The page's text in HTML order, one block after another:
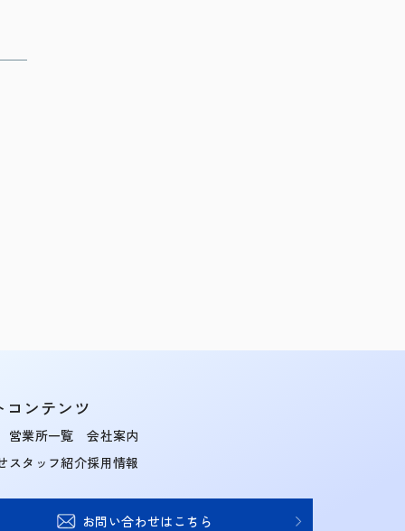
コンテンツ
営業所一覧
スタッフ紹介
会社案内
採用情報
お問い合わせはこちら